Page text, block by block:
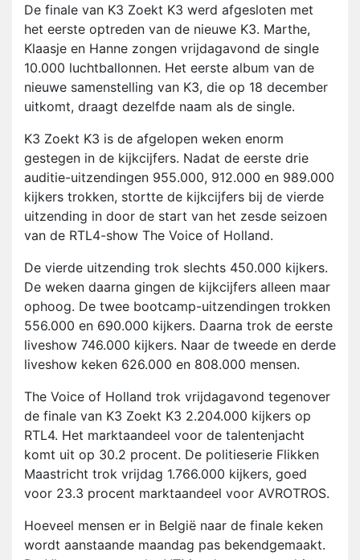
De finale van K3 Zoekt K3 werd afgesloten met
het eerste optreden van de nieuwe K3. Marthe,
Klaasje en Hanne zongen vrijdagavond de single
10.000 luchtballonnen. Het eerste album van de
nieuwe samenstelling van K3, die op 18 december
uitkomt, draagt dezelfde naam als de single.
K3 Zoekt K3 is de afgelopen weken enorm
gestegen in de kijkcijfers. Nadat de eerste drie
auditie-uitzendingen 955.000, 912.000 en 989.000
kijkers trokken, stortte de kijkcijfers bij de vierde
uitzending in door de start van het zesde seizoen
van de RTL4-show The Voice of Holland.
De vierde uitzending trok slechts 450.000 kijkers.
De weken daarna gingen de kijkcijfers alleen maar
ophoog. De twee bootcamp-uitzendingen trokken
556.000 en 690.000 kijkers. Daarna trok de eerste
liveshow 746.000 kijkers. Naar de tweede en derde
liveshow keken 626.000 en 808.000 mensen.
The Voice of Holland trok vrijdagavond tegenover
de finale van K3 Zoekt K3 2.204.000 kijkers op
RTL4. Het marktaandeel voor de talentenjacht
komt uit op 30.2 procent. De politieserie Flikken
Maastricht trok vrijdag 1.766.000 kijkers, goed
voor 23.3 procent marktaandeel voor AVROTROS.
Hoeveel mensen er in België naar de finale keken
wordt aanstaande maandag pas bekendgemaakt.